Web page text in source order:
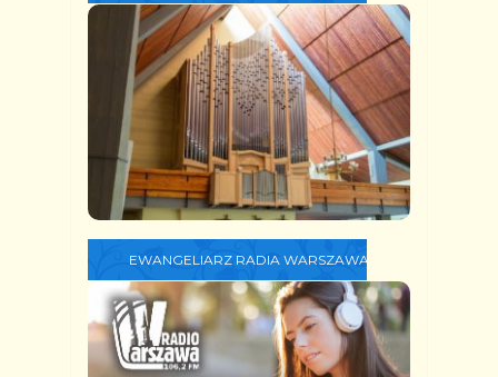
EWANGELIARZ RADIA WARSZAWA